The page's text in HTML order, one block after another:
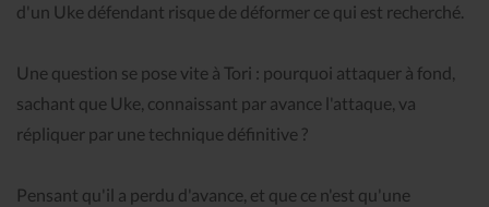
d'un Uke défendant risque de déformer ce qui est recherché.
Une question se pose vite à Tori : pourquoi attaquer à fond,
sachant que Uke, connaissant par avance l'attaque, va
répliquer par une technique définitive ?
Pensant qu'il a perdu d'avance, et que ce n'est qu'une